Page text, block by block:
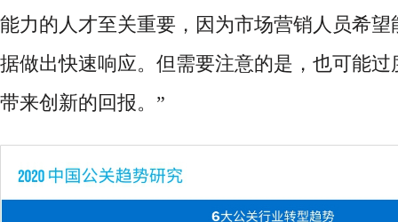
能力的 人才至关重要，因为市场营销人员希
据做出快速响应。但需要注意的是，也可能过
带来创新的回报。 ”